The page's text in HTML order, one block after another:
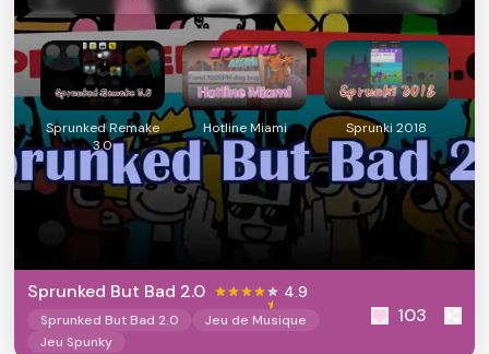
Sprunked Remake
3.0
Hotline Miami Sprunki 2018
Sprunked But Bad 2.0 4.9
Sprunked But Bad 2.0
Jeu de Musique
Jeu Spunky
103